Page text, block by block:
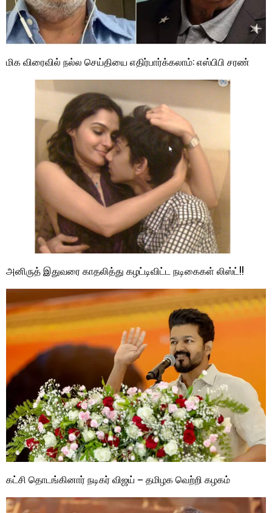
மிக விரைவில் நல்ல செய்தியை எதிர்பார்க்கலாம்: எஸ்பிபி சரண்
அனிருத் இதுவரை காதலித்து கழட்டிவிட்ட நடிகைகள் லிஸ்ட்!!
கட்சி தொடங்கினார் நடிகர் விஜய் – தமிழக வெற்றி கழகம்